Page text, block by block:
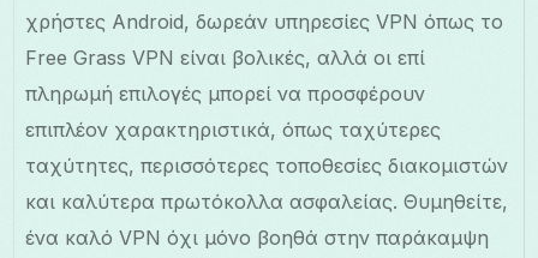
χρήστες Android, δωρεάν υπηρεσίες VPN όπως το
Free Grass VPN είναι βολικές, αλλά οι επί
πληρωμή επιλογές μπορεί να προσφέρουν
επιπλέον χαρακτηριστικά, όπως ταχύτερες
ταχύτητες, περισσότερες τοποθεσίες διακομιστών
και καλύτερα πρωτόκολλα ασφαλείας. Θυμηθείτε,
ένα καλό VPN όχι μόνο βοηθά στην παράκαμψη